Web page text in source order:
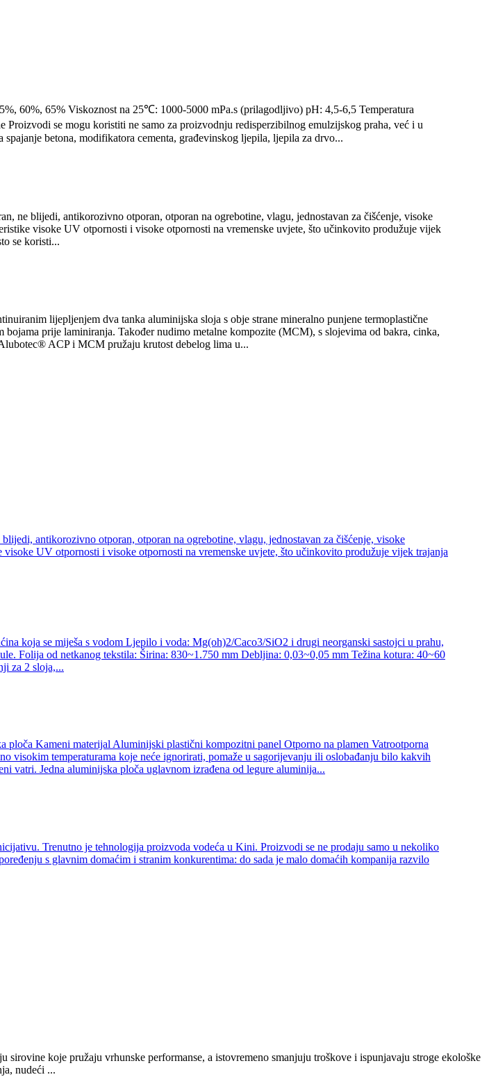
60%, 65% Viskoznost na 25℃: 1000-5000 mPa.s (prilagodljivo) pH: 4,5-6,5 Temperatura
se mogu koristiti ne samo za proizvodnju redisperzibilnog emulzijskog praha, već i u
betona, modifikatora cementa, građevinskog ljepila, ljepila za drvo...
ne blijedi, antikorozivno otporan, otporan na ogrebotine, vlagu, jednostavan za čišćenje, visoke
visoke UV otpornosti i visoke otpornosti na vremenske uvjete, što učinkovito produžuje vijek
se koristi...
lijepljenjem dva tanka aluminijska sloja s obje strane mineralno punjene termoplastične
prije laminiranja. Također nudimo metalne kompozite (MCM), s slojevima od bakra, cinka,
ACP ​​i MCM pružaju krutost debelog lima u...
antikorozivno otporan, otporan na ogrebotine, vlagu, jednostavan za čišćenje, visoke
UV otpornosti i visoke otpornosti na vremenske uvjete, što učinkovito produžuje vijek trajanja
koja se miješa s vodom Ljepilo i voda: Mg(oh)2/Caco3/SiO2 i drugi neorganski sastojci u prahu,
Folija od netkanog tekstila: Širina: 830~1.750 mm Debljina: 0,03~0,05 mm Težina kotura: 40~60
za 2 sloja,...
ploča Kameni materijal Aluminijski plastični kompozitni panel Otporno na plamen Vatrootporna
visokim temperaturama koje neće ignorirati, pomaže u sagorijevanju ili oslobađanju bilo kakvih
vatri. Jedna aluminijska ploča uglavnom izrađena od legure aluminija...
Trenutno je tehnologija proizvoda vodeća u Kini. Proizvodi se ne prodaju samo u nekoliko
s glavnim domaćim i stranim konkurentima: do sada je malo domaćih kompanija razvilo
koje pružaju vrhunske performanse, a istovremeno smanjuju troškove i ispunjavaju stroge ekološke
nudeći ...